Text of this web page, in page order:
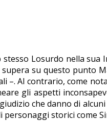
stesso Losurdo nella
supera su questo punto
–. Al contrario, come
gli aspetti
che danno di
storici come